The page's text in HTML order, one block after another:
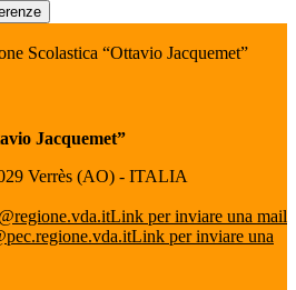
Scolastica “Ottavio Jacquemet”
Jacquemet”
Verrès (AO) - ITALIA
Link per inviare una mail
Link per inviare una